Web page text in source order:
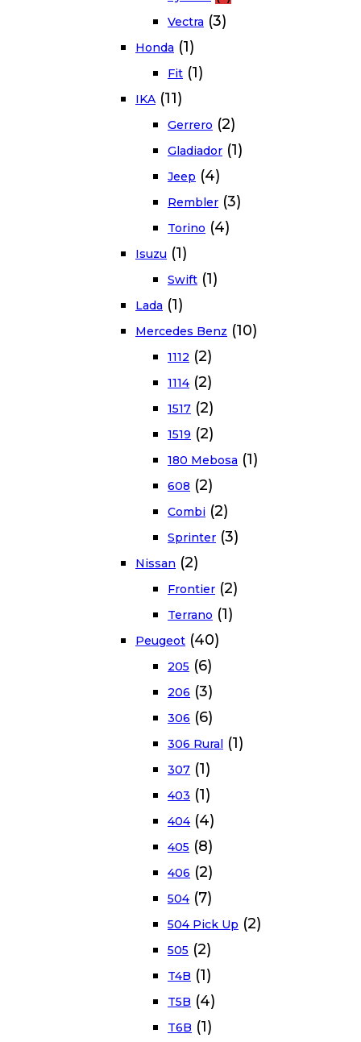
Vectra (3)
Honda (1)
Fit (1)
IKA (11)
Gerrero (2)
Gladiador (1)
Jeep (4)
Rembler (3)
Torino (4)
Isuzu (1)
Swift (1)
Lada (1)
Mercedes Benz (10)
1112 (2)
1114 (2)
1517 (2)
1519 (2)
180 Mebosa (1)
608 (2)
Combi (2)
Sprinter (3)
Nissan (2)
Frontier (2)
Terrano (1)
Peugeot (40)
205 (6)
206 (3)
306 (6)
306 Rural (1)
307 (1)
403 (1)
404 (4)
405 (8)
406 (2)
504 (7)
504 Pick Up (2)
505 (2)
T4B (1)
T5B (4)
T6B (1)